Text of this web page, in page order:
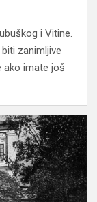
i Vitine.
zanimljive
ako imate još